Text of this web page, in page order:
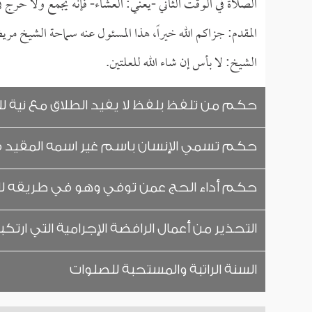
المقدم: جزاكم الله خيراً، هذا المسئول عنه سماحة الشيخ
الشيخ: لا بأس إن شاء الله للعلتين.
حكم من تلفظ بلفظ لا يفيد الطلاق مع نية
حكم تسمي الإنسان باسم غير اسمه المقيد
حكم أداء الحج عمن توفي وهو في طريقه
التحذير من أعمال الرافضة الإجرامية التي
السنة الراتبة والمستحبة للصلوات